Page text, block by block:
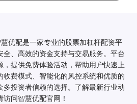
优配是一家专业的股票加杠杆配资平
、高效的资金支持与交易服务。平台
提供免费体验活动，帮助用户快速上
费模式、智能化的风控系统和优质的
投资者信赖的选择。了解最新行业动
问智慧优配官网！